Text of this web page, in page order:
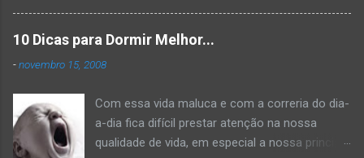
maconha é a porta de entrada para o uso de
drogas mais pesadas. A pesquisa mostra que
de maconha também costumavam consumir
entrevistados muitos já notavam que já tinham
comprometimento ou dificuldade para executar
algumas tarefas, algum problema de memória
10 Dicas para Dormir Melhor...
-novembro 15, 2008
Com essa vida maluca e com a correria do dia-
a-dia fica difícil prestar atenção na nossa
qualidade de vida, em especial a nossa principal